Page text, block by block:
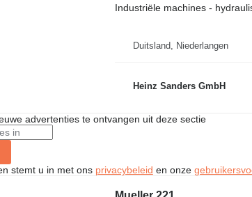
Industriële machines -
Duitsland, Niederlangen
Heinz Sanders GmbH
advertenties te ontvangen uit deze sectie
stemt u in met ons privacybeleid en onze